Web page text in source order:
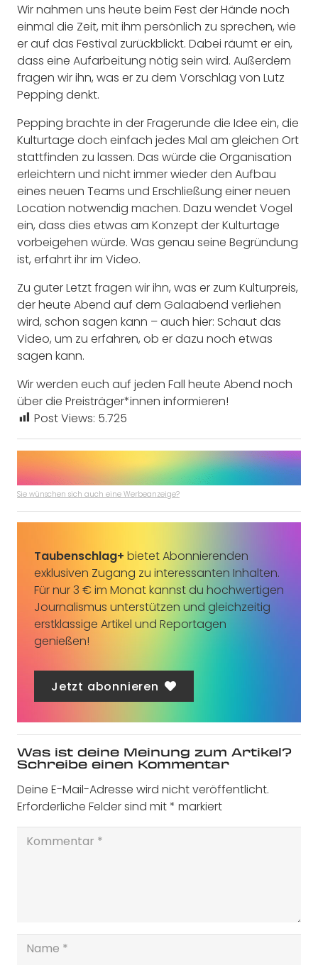
Wir nahmen uns heute beim Fest der Hände noch
einmal die Zeit, mit ihm persönlich zu sprechen, wie
er auf das Festival zurückblickt. Dabei räumt er ein,
dass eine Aufarbeitung nötig sein wird. Außerdem
fragen wir ihn, was er zu dem Vorschlag von Lutz
Pepping denkt.
Pepping brachte in der Fragerunde die Idee ein, die
Kulturtage doch einfach jedes Mal am gleichen Ort
stattfinden zu lassen. Das würde die Organisation
erleichtern und nicht immer wieder den Aufbau
eines neuen Teams und Erschließung einer neuen
Location notwendig machen. Dazu wendet Vogel
ein, dass dies etwas am Konzept der Kulturtage
vorbeigehen würde. Was genau seine Begründung
ist, erfahrt ihr im Video.
Zu guter Letzt fragen wir ihn, was er zum Kulturpreis,
der heute Abend auf dem Galaabend verliehen
wird, schon sagen kann – auch hier: Schaut das
Video, um zu erfahren, ob er dazu noch etwas
sagen kann.
Wir werden euch auf jeden Fall heute Abend noch
über die Preisträger*innen informieren!
Post Views: 5.725
Sie wünschen sich auch eine Werbeanzeige?
Taubenschlag+ bietet Abonnierenden
exklusiven Zugang zu interessanten Inhalten.
Für nur 3 € im Monat kannst du hochwertigen
Journalismus unterstützen und gleichzeitig
erstklassige Artikel und Reportagen
genießen!
Jetzt abonnieren
Was ist deine Meinung zum Artikel?
Schreibe einen Kommentar
Deine E-Mail-Adresse wird nicht veröffentlicht.
Erforderliche Felder sind mit* markiert